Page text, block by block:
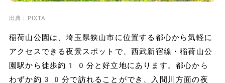
出典；PIXTA
稲荷山公園は、埼玉県狭山市に位置する都心から気軽に
アクセスできる夜景スポットで、西武新宿線・稲荷山公
園駅から徒歩約10分と好立地にあります。都心から
わずか約30分で訪れることができ、入間川方面の夜